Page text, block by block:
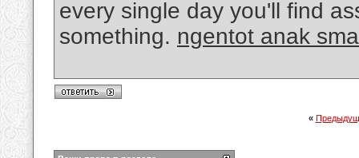
every single day you'll find
something. ngentot anak sma
«